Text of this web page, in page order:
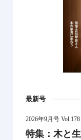
最新号
2026年9月号 Vol.178
特集：木と